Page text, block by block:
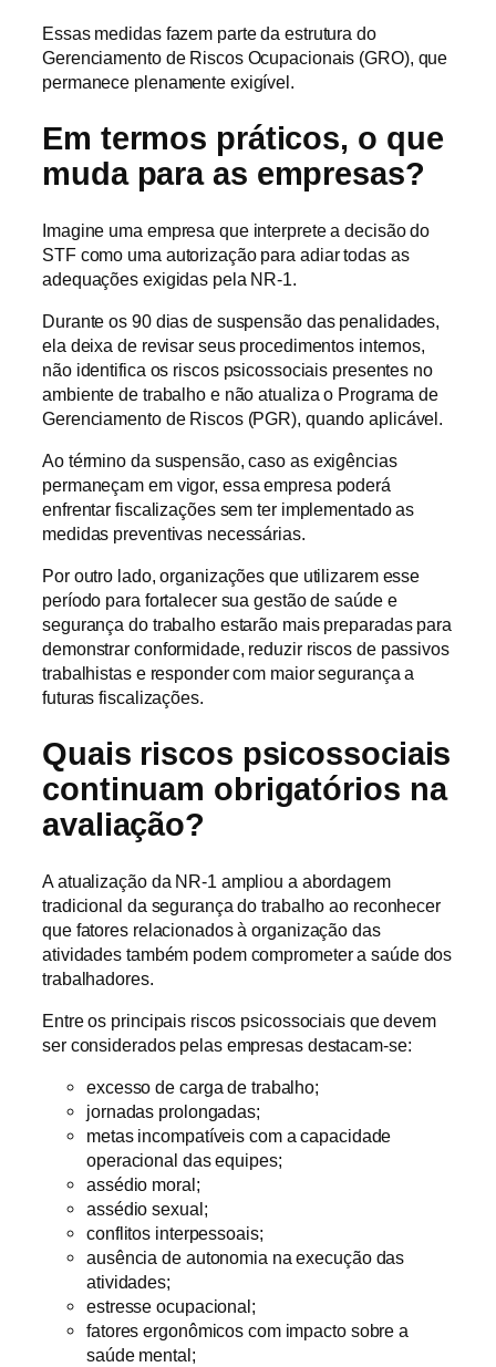
Essas medidas fazem parte da estrutura do
Gerenciamento de Riscos Ocupacionais (GRO), que
permanece plenamente exigível.
Em termos práticos, o que
muda para as empresas?
Imagine uma empresa que interprete a decisão do
STF como uma autorização para adiar todas as
adequações exigidas pela NR-1.
Durante os 90 dias de suspensão das penalidades,
ela deixa de revisar seus procedimentos internos,
não identifica os riscos psicossociais presentes no
ambiente de trabalho e não atualiza o Programa de
Gerenciamento de Riscos (PGR), quando aplicável.
Ao término da suspensão, caso as exigências
permaneçam em vigor, essa empresa poderá
enfrentar fiscalizações sem ter implementado as
medidas preventivas necessárias.
Por outro lado, organizações que utilizarem esse
período para fortalecer sua gestão de saúde e
segurança do trabalho estarão mais preparadas para
demonstrar conformidade, reduzir riscos de passivos
trabalhistas e responder com maior segurança a
futuras fiscalizações.
Quais riscos psicossociais
continuam obrigatórios na
avaliação?
A atualização da NR-1 ampliou a abordagem
tradicional da segurança do trabalho ao reconhecer
que fatores relacionados à organização das
atividades também podem comprometer a saúde dos
trabalhadores.
Entre os principais riscos psicossociais que devem
ser considerados pelas empresas destacam-se:
excesso de carga de trabalho;
jornadas prolongadas;
metas incompatíveis com a capacidade
operacional das equipes;
assédio moral;
assédio sexual;
conflitos interpessoais;
ausência de autonomia na execução das
atividades;
estresse ocupacional;
fatores ergonômicos com impacto sobre a
saúde mental;